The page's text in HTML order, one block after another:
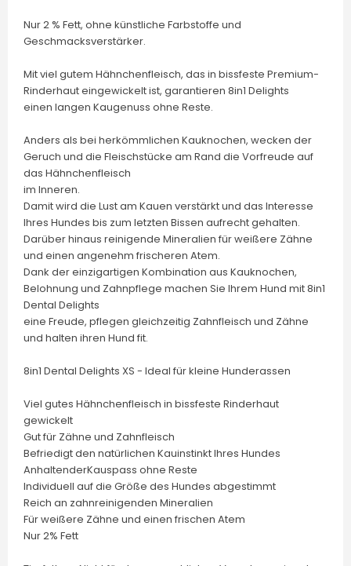
Nur 2 % Fett, ohne künstliche Farbstoffe und
Geschmacksverstärker.
Mit viel gutem Hähnchenfleisch, das in bissfeste Premium-
Rinderhaut eingewickelt ist, garantieren 8in1 Delights
einen langen Kaugenuss ohne Reste.
Anders als bei herkömmlichen Kauknochen, wecken der
Geruch und die Fleischstücke am Rand die Vorfreude auf
das Hähnchenfleisch
im Inneren.
Damit wird die Lust am Kauen verstärkt und das Interesse
Ihres Hundes bis zum letzten Bissen aufrecht gehalten.
Darüber hinaus reinigende Mineralien für weißere Zähne
und einen angenehm frischeren Atem.
Dank der einzigartigen Kombination aus Kauknochen,
Belohnung und Zahnpflege machen Sie Ihrem Hund mit 8in1
Dental Delights
eine Freude, pflegen gleichzeitig Zahnfleisch und Zähne
und halten ihren Hund fit.
8in1 Dental Delights XS - Ideal für kleine Hunderassen
Viel gutes Hähnchenfleisch in bissfeste Rinderhaut
gewickelt
Gut für Zähne und Zahnfleisch
Befriedigt den natürlichen Kauinstinkt Ihres Hundes
AnhaltenderKauspass ohne Reste
Individuell auf die Größe des Hundes abgestimmt
Reich an zahnreinigenden Mineralien
Für weißere Zähne und einen frischen Atem
Nur 2% Fett